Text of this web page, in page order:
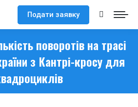
Подати заявку Search:
поворотів на трасі
з Кантрі-кросу для